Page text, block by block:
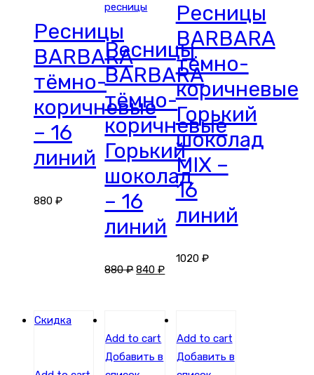
Ресницы
BARBARA
тёмно-
коричневые
– 16
линий
880 ₽
ресницы
Ресницы
BARBARA
тёмно-
коричневые
Горький
шоколад
– 16
линий
880₽ 840₽
Ресницы
BARBARA
тёмно-
коричневые
Горький
шоколад
MIX –
16
линий
1020 ₽
Скидка
Add to cart
Добавить в
Add to cart
Добавить в